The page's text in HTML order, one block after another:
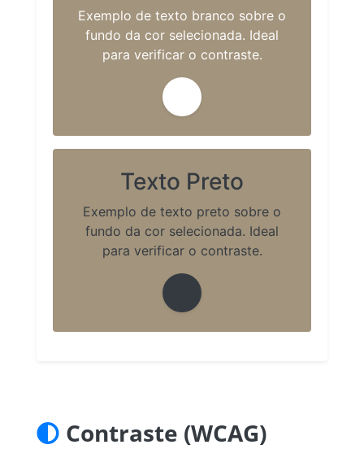
Exemplo de texto branco sobre o
fundo da cor selecionada. Ideal
para verificar o contraste.
Texto Preto
Exemplo de texto preto sobre o
fundo da cor selecionada. Ideal
para verificar o contraste.
Contraste (WCAG)